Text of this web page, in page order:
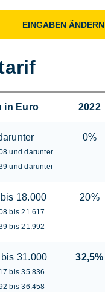
EINGABEN ÄNDERN
in Euro 2022
und darunter
und darunter
0%
18.000
bis 21.617
bis 21.992
20%
31.000
bis 35.836
bis 36.458
32,5%